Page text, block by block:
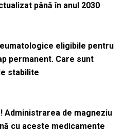
până în anul 2030
eligibile pentru
permanent. Care sunt
stabilite
Administrarea de magneziu
cu aceste medicamente